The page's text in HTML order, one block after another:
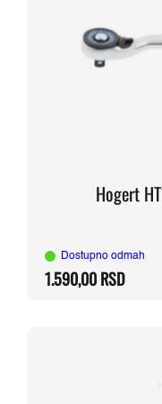
Hogert
Dostupno odmah
1.590,00RSD